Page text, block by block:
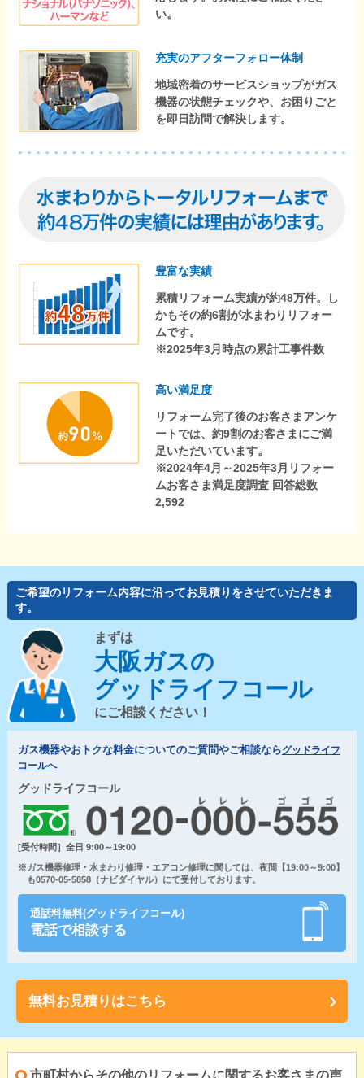
い。
充実のアフターフォロー体制
地域密着のサービスショップがガス
機器の状態チェックや、お困りごと
を即日訪問で解決します。
豊富な実績
累積リフォーム実績が約48万件。し
かもその約6割が水まわりリフォー
ムです。
※2025年3月時点の累計工事件数
高い満足度
リフォーム完了後のお客さまアンケ
ートでは、約9割のお客さまにご満
足いただいています。
※2024年4月～2025年3月リフォー
ムお客さま満足度調査 回答総数
2,592
ご希望のリフォーム内容に沿ってお見積りをさせていただきま
す。
まずは
大阪ガスの
グッドライフコール
にご相談ください！
ガス機器やおトクな料金についてのご質問やご相談ならグッドライフ
コールへ
グッドライフコール
[受付時間］全日 9:00～19:00
※ガス機器修理・水まわり修理・エアコン修理に関しては、夜間【19:00～9:00】
も0570-05-5858（ナビダイヤル）にて受付しております。
通話料無料(グッドライフコール)
電話で相談する
無料お見積りはこちら